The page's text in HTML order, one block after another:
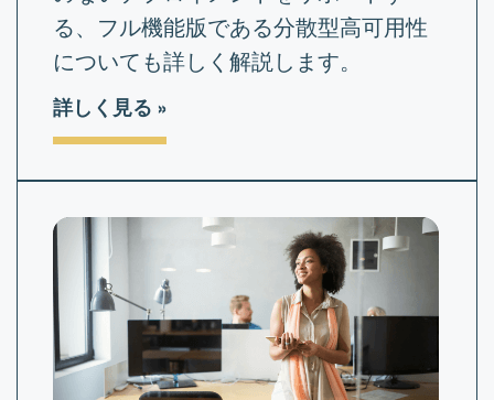
る、フル機能版である分散型高可用性
についても詳しく解説します。
詳しく見る